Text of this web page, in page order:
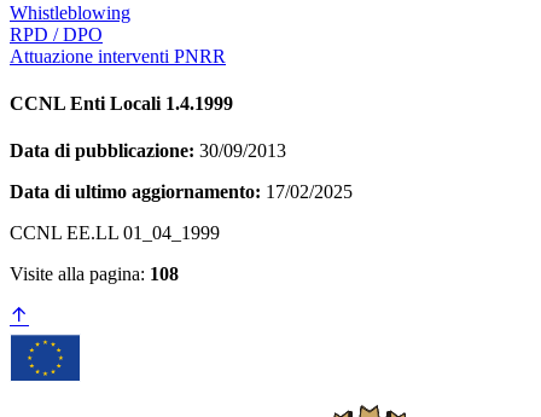
Whistleblowing
RPD / DPO
Attuazione interventi PNRR
CCNL Enti Locali 1.4.1999
Data di pubblicazione: 30/09/2013
Data di ultimo aggiornamento: 17/02/2025
CCNL EE.LL 01_04_1999
Visite alla pagina: 108